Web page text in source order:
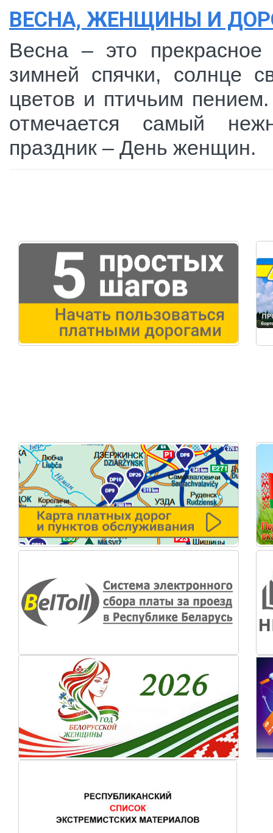
ВЕСНА, ЖЕНЩИНЫ И
Весна – это прекрасное
зимней спячки, солнце
цветов и птичьим
отмечается самый
праздник – День женщин.